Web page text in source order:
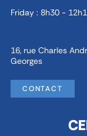
Friday : 8h30 -
16, rue Charles
Georges
CONTACT